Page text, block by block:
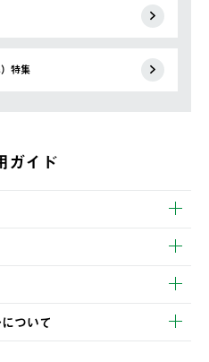
特集
ガイド
いただけます。
内に商品を発送いたします。
、木曜日以降のご注文は週明け
ついて